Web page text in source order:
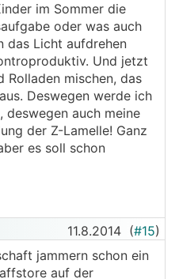
im Sommer die
oder was auch
das Licht aufdrehen
Und jetzt
Rolladen mischen, das
Deswegen werde ich
deswegen auch meine
der Z-Lamelle! Ganz
es soll schon
11.8.2014 (#15)
jammern schon ein
auf der